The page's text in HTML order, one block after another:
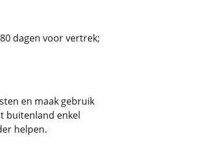
dagen voor vertrek;
en maak gebruik
buitenland enkel
helpen.